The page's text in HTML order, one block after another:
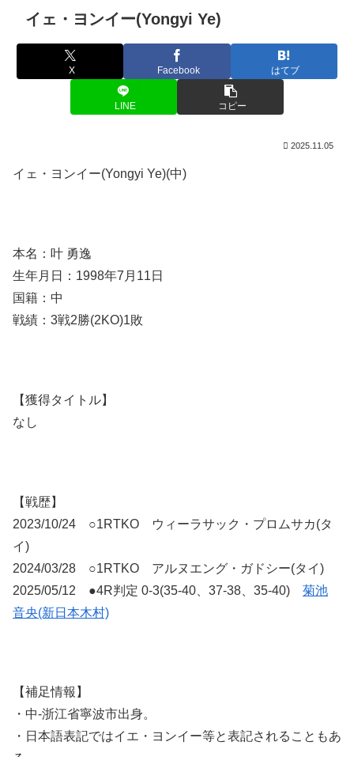
イェ・ヨンイー(Yongyi Ye)
X Facebook はてブ
LINE コピー
2025.11.05
イェ・ヨンイー(Yongyi Ye)(中)
本名：叶 勇逸
生年月日：1998年7月11日
国籍：中
戦績：3戦2勝(2KO)1敗
【獲得タイトル】
なし
【戦歴】
2023/10/24 ○1RTKO ウィーラサック・プロムサカ(タ
イ)
2024/03/28 ○1RTKO アルヌエング・ガドシー(タイ)
2025/05/12 ●4R判定 0-3(35-40、37-38、35-40) 菊池
音央(新日本木村)
【補足情報】
・中-浙江省寧波市出身。
・日本語表記ではイエ・ヨンイー等と表記されることもあ